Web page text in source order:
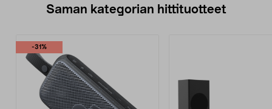
Saman kategorian hittituotteet
-31%